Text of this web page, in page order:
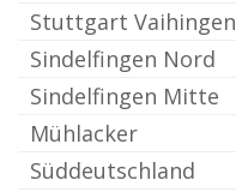
Stuttgart Vaihingen
Sindelfingen Nord
Sindelfingen Mitte
Mühlacker
Süddeutschland